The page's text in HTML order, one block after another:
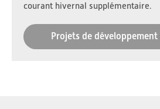
courant hivernal supplémentaire.
Projets de